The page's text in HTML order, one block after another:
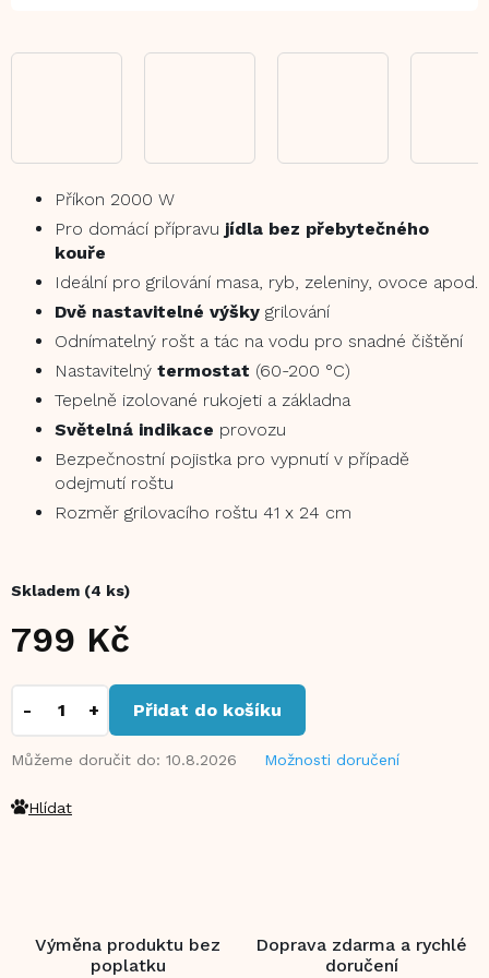
799 Kč
Skladem (4 ks)
Můžeme doručit do: 10.8.2026 Možnosti doručení
Přidat do košíku
Příkon 2000 W
Pro domácí přípravu jídla bez přebytečného
kouře
Ideální pro grilování masa, ryb, zeleniny, ovoce apod.
Dvě nastavitelné výšky grilování
Odnímatelný rošt a tác na vodu pro snadné čištění
Nastavitelný termostat (60-200 °C)
Tepelně izolované rukojeti a základna
Světelná indikace provozu
Bezpečnostní pojistka pro vypnutí v případě
odejmutí roštu
Rozměr grilovacího roštu 41 x 24 cm
Hlídat
Výměna produktu bez
poplatku
Doprava zdarma a rychlé
doručení